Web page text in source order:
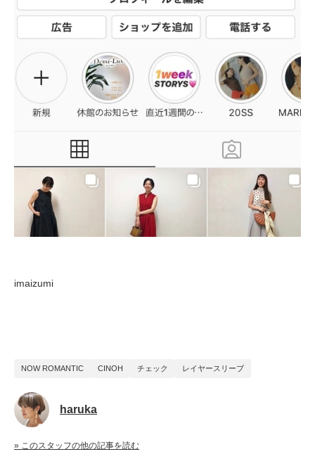
imaizumi
NOW ROMANTIC CINOH チェック レイヤースリーブ
haruka
» このスタッフの他の記事を読む